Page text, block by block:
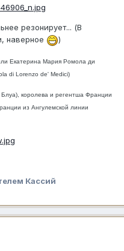
резонирует... (В
наверное
)
Екатерина Мария Ромола ди
di Lorenzo de' Medici)
королева и регентша Франции
из Ангулемской линии
Кассий